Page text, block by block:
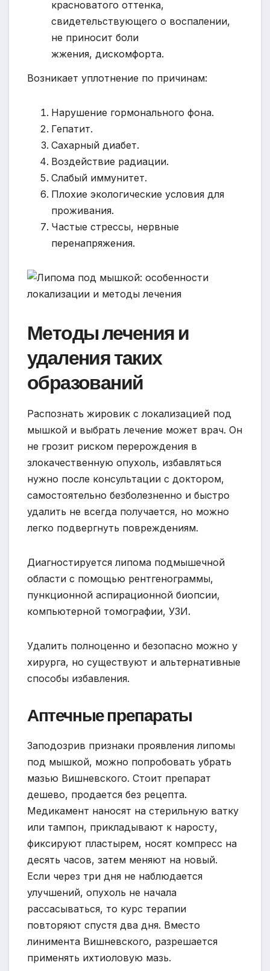
красноватого оттенка,
свидетельствующего о воспалении,
не приносит боли
жжения, дискомфорта.
Возникает уплотнение по причинам:
Нарушение гормонального фона.
Гепатит.
Сахарный диабет.
Воздействие радиации.
Слабый иммунитет.
Плохие экологические условия для
проживания.
Частые стрессы, нервные
перенапряжения.
Методы лечения и
удаления таких
образований
Распознать жировик с локализацией под
мышкой и выбрать лечение может врач. Он
не грозит риском перерождения в
злокачественную опухоль, избавляться
нужно после консультации с доктором,
самостоятельно безболезненно и быстро
удалить не всегда получается, но можно
легко подвергнуть повреждениям.
Диагностируется липома подмышечной
области с помощью рентгенограммы,
пункционной аспирационной биопсии,
компьютерной томографии, УЗИ.
Удалить полноценно и безопасно можно у
хирурга, но существуют и альтернативные
способы избавления.
Аптечные препараты
Заподозрив признаки проявления липомы
под мышкой, можно попробовать убрать
мазью Вишневского. Стоит препарат
дешево, продается без рецепта.
Медикамент наносят на стерильную ватку
или тампон, прикладывают к наросту,
фиксируют пластырем, носят компресс на
десять часов, затем меняют на новый.
Если через три дня не наблюдается
улучшений, опухоль не начала
рассасываться, то курс терапии
повторяют спустя два дня. Вместо
линимента Вишневского, разрешается
применять ихтиоловую мазь.